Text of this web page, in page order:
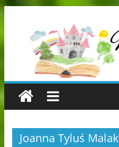
Joanna Tyluś Malak